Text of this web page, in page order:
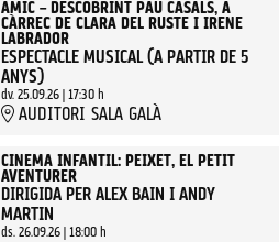
AMIC – DESCOBRINT PAU CASALS, A
CÀRREC DE CLARA DEL RUSTE I IRENE
LABRADOR
ESPECTACLE MUSICAL (A PARTIR DE 5
ANYS)
dv. 25.09.26| 17:30 h
AUDITORI SALA GALÀ
CINEMA INFANTIL: PEIXET, EL PETIT
AVENTURER
DIRIGIDA PER ALEX BAIN I ANDY
MARTIN
ds. 26.09.26| 18:00 h